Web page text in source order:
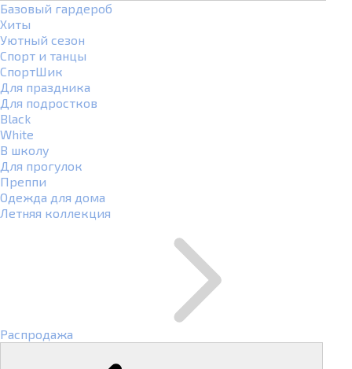
Базовый гардероб
Хиты
Уютный сезон
Спорт и танцы
СпортШик
Для праздника
Для подростков
Black
White
В школу
Для прогулок
Преппи
Одежда для дома
Летняя коллекция
Распродажа